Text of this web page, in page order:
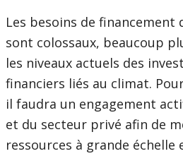
Les besoins de financement
sont colossaux, beaucoup
les niveaux actuels des
financiers liés au climat.
il faudra un engagement
et du secteur privé afin de
ressources à grande échelle